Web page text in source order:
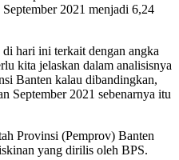
2021 menjadi 6,24
hari ini terkait dengan angka
kita jelaskan dalam analisisnya
Banten kalau dibandingkan,
September 2021 sebenarnya itu
Provinsi (Pemprov) Banten
yang dirilis oleh BPS.